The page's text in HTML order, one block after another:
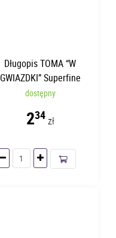
Długopis TOMA “W
GWIAZDKI” Superfine
Czerwony TO-059
dostępny
234zł